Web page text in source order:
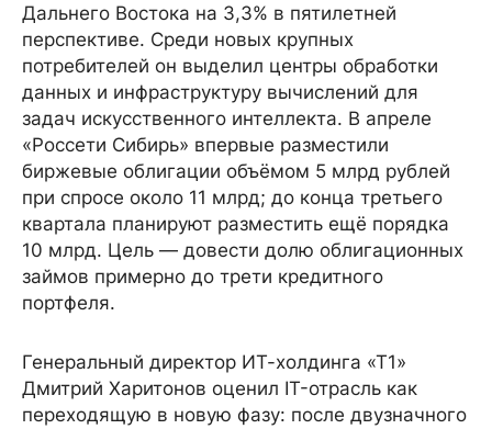
Дальнего Востока на 3,3% в пятилетней
перспективе. Среди новых крупных
потребителей он выделил центры обработки
данных и инфраструктуру вычислений для
задач искусственного интеллекта. В апреле
«Россети Сибирь» впервые разместили
биржевые облигации объёмом 5 млрд рублей
при спросе около 11 млрд; до конца третьего
квартала планируют разместить ещё порядка
10 млрд. Цель — довести долю облигационных
займов примерно до трети кредитного
портфеля.
Генеральный директор ИТ-холдинга «Т1»
Дмитрий Харитонов оценил IT-отрасль как
переходящую в новую фазу: после двузначного